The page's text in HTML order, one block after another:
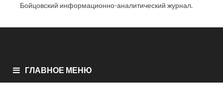
Бойцовский информационно-аналитический журнал.
ГЛАВНОЕ МЕНЮ